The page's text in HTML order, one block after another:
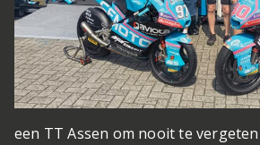
een TT Assen om nooit te vergeten